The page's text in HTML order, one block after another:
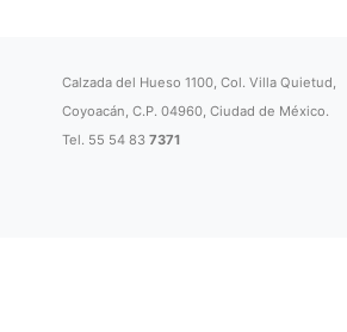
Calzada del Hueso 1100, Col. Villa Quietud,
Coyoacán, C.P. 04960, Ciudad de México.
Tel. 55 54 837371